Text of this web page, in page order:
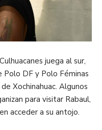
juega al sur,
Polo DF y Polo Féminas
Xochinahuac. Algunos
para visitar Rabaul,
acceder a su antojo.